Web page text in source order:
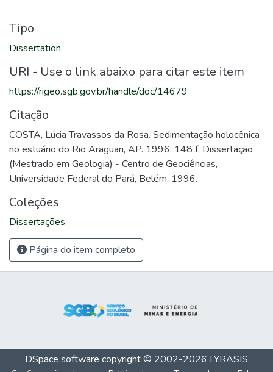
Tipo
Dissertation
URI - Use o link abaixo para citar este item
https://rigeo.sgb.gov.br/handle/doc/14679
Citação
COSTA, Lúcia Travassos da Rosa. Sedimentação holocênica
no estuário do Rio Araguari, AP. 1996. 148 f. Dissertação
(Mestrado em Geologia) - Centro de Geociências,
Universidade Federal do Pará, Belém, 1996.
Coleções
Dissertações
Página do item completo
DSpace software copyright © 2002-2026 LYRASIS